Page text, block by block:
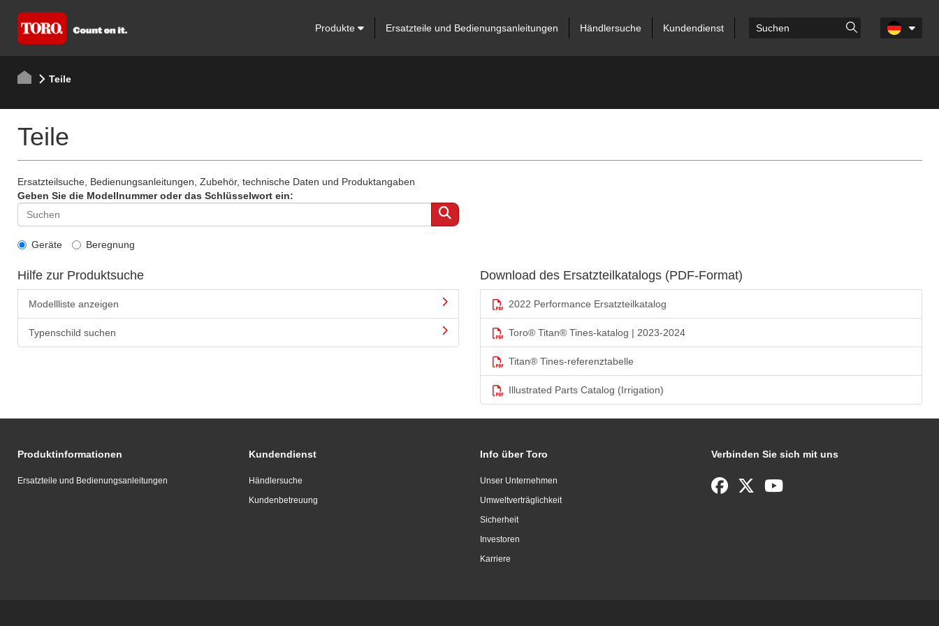
Produkte Ersatzteile und Bedienungsanleitungen Händlersuche Kundendienst
Teile
Teile
Ersatzteilsuche, Bedienungsanleitungen, Zubehör, technische Daten und Produktangaben
Geben Sie die Modellnummer oder das Schlüsselwort ein:
Geräte Beregnung
Hilfe zur Produktsuche
Modellliste anzeigen
Typenschild suchen
Download des Ersatzteilkatalogs (PDF-Format)
2022 Performance Ersatzteilkatalog
Toro® Titan® Tines-katalog | 2023-2024
Titan® Tines-referenztabelle
Illustrated Parts Catalog (Irrigation)
Produktinformationen
Ersatzteile und Bedienungsanleitungen
Kundendienst
Händlersuche
Kundenbetreuung
Info über Toro
Unser Unternehmen
Umweltverträglichkeit
Sicherheit
Investoren
Karriere
Verbinden Sie sich mit uns